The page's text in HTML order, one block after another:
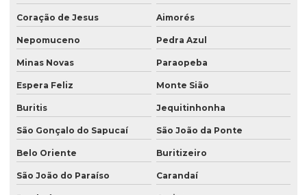
Coração de Jesus Aimorés
Nepomuceno Pedra Azul
Minas Novas Paraopeba
Espera Feliz Monte Sião
Buritis Jequitinhonha
São Gonçalo do Sapucaí São João da Ponte
Belo Oriente Buritizeiro
São João do Paraíso Carandaí